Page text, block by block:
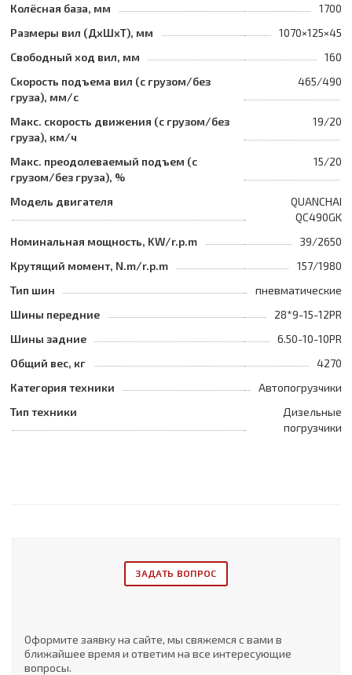
Колёсная база, мм
1700
Размеры вил (ДхШхТ), мм
1070×125×45
Свободный ход вил, мм
160
Скорость подъема вил (с грузом/без
груза), мм/с
465/490
Макс. скорость движения (с грузом/без
груза), км/ч
19/20
Макс. преодолеваемый подъем (с
грузом/без груза), %
15/20
Модель двигателя
QUANCHAI
QC490GK
Номинальная мощность, KW/r.p.m
39/2650
Крутящий момент, N.m/r.p.m
157/1980
Тип шин
пневматические
Шины передние
28*9-15-12PR
Шины задние
6.50-10-10PR
Общий вес, кг
4270
Категория техники
Автопогрузчики
Тип техники
Дизельные
погрузчики
ЗАДАТЬ ВОПРОС
Оформите заявку на сайте, мы свяжемся с вами в
ближайшее время и ответим на все интересующие
вопросы.